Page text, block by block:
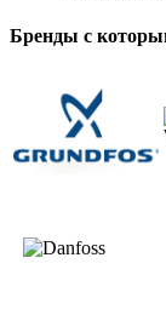
Бренды с